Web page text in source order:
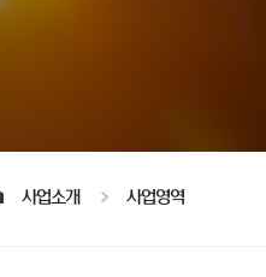
사업소개 사업영역